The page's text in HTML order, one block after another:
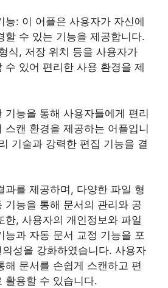
능: 이 어플은 사용자가 자신에
할 수 있는 기능을 제공합니다.
식, 저장 위치 등을 사용자가
수 있어 편리한 사용 환경을 제
기능을 통해 사용자들에게 편리
스캔 환경을 제공하는 어플입니
기술과 강력한 편집 기능을 결
과를 제공하며, 다양한 파일 형
기능을 통해 문서의 관리와 공
한, 사용자의 개인정보와 파일
능과 자동 문서 교정 기능을 포
성을 강화하였습니다. 사용자
해 문서를 손쉽게 스캔하고 편
활용할 수 있습니다.